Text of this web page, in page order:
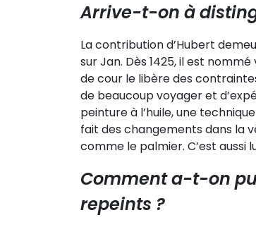
Arrive-t-on à
La contribution d’Hubert
sur Jan. Dès 1425, il est
de cour le libère des
de beaucoup voyager et
peinture à l’huile, une
fait des changements dans la
comme le palmier. C’est aussi
Comment a-t-on
repeints ?